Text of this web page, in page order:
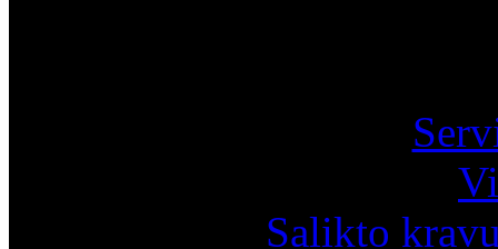
Salikto